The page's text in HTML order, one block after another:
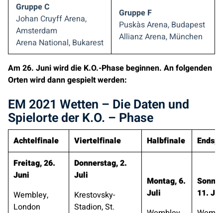
Gruppe C
Johan Cruyff Arena,
Amsterdam
Arena National, Bukarest
Gruppe F
Puskàs Arena, Budapest
Allianz Arena, München
Am 26. Juni wird die K.O.-Phase beginnen. An folgenden
Orten wird dann gespielt werden:
EM 2021 Wetten – Die Daten und
Spielorte der K.O. – Phase
Achtelfinale Viertelfinale Halbfinale
Freitag, 26.
Juni
Wembley,
London
Donnerstag, 2.
Juli
Krestovsky-
Stadion, St.
Montag, 6.
Juli
11.